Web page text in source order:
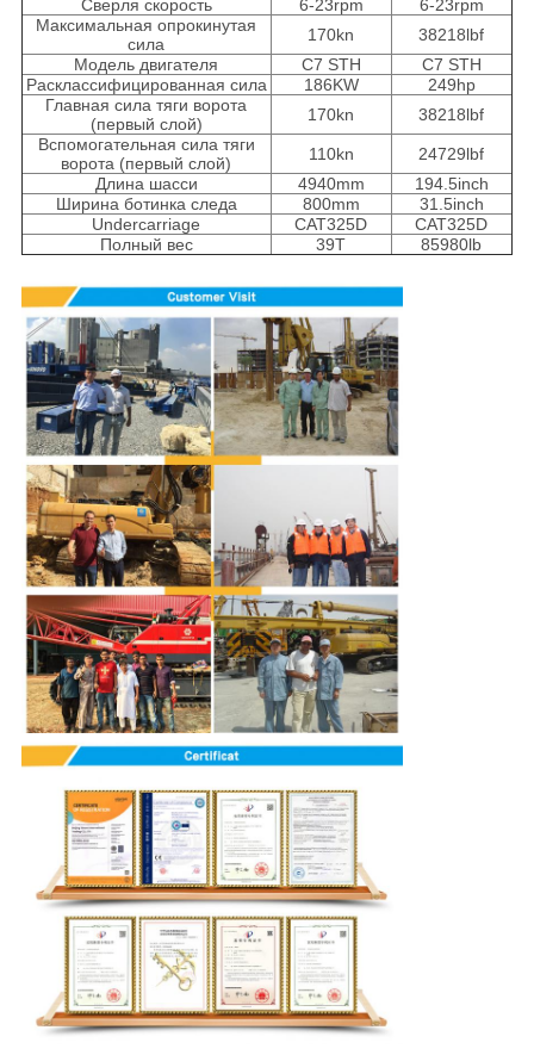
Сверля скорость 6-23rpm
6-23rpm
Максимальная опрокинутая
сила
170kn
38218lbf
Модель двигателя
C7 STH
C7 STH
Расклассифицированная сила
186KW
249hp
Главная сила тяги ворота
(первый слой)
170kn
38218lbf
Вспомогательная сила тяги
ворота (первый слой)
110kn
24729lbf
Длина шасси
4940mm
194.5inch
Ширина ботинка следа
800mm
31.5inch
Undercarriage
CAT325D
CAT325D
Полный вес
39T 85980lb